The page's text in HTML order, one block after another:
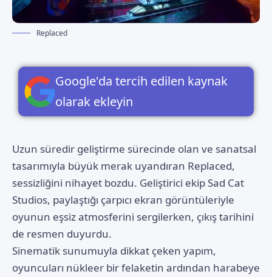
Replaced
Google'da tercih edilen kaynak
olarak ekleyin
Uzun süredir geliştirme sürecinde olan ve sanatsal
tasarımıyla büyük merak uyandıran Replaced,
sessizliğini nihayet bozdu. Geliştirici ekip Sad Cat
Studios, paylaştığı çarpıcı ekran görüntüleriyle
oyunun eşsiz atmosferini sergilerken, çıkış tarihini
de resmen duyurdu.
Sinematik sunumuyla dikkat çeken yapım,
oyuncuları nükleer bir felaketin ardından harabeye